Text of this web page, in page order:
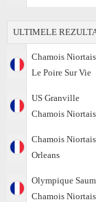
ULTIMELE
Chamois Niortais
Le Poire Sur Vie
US Granville
Chamois Niortais
Chamois Niortais
Orleans
Olympique
Chamois Niortais